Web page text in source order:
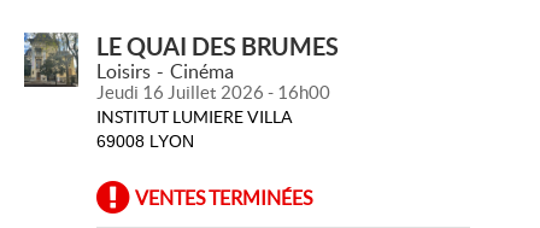
LE QUAI DES BRUMES
Loisirs Cinéma
Jeudi 16 Juillet 2026 - 16h00
INSTITUT LUMIERE VILLA
69008 LYON
VENTES TERMINÉES